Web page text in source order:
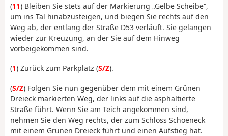
(11) Bleiben Sie stets auf der Markierung „Gelbe Scheibe“,
um ins Tal hinabzusteigen, und biegen Sie rechts auf den
Weg ab, der entlang der Straße D53 verläuft. Sie gelangen
wieder zur Kreuzung, an der Sie auf dem Hinweg
vorbeigekommen sind.
(1) Zurück zum Parkplatz (S/Z).
(S/Z) Folgen Sie nun gegenüber dem mit einem Grünen
Dreieck markierten Weg, der links auf die asphaltierte
Straße führt. Wenn Sie am Teich angekommen sind,
nehmen Sie den Weg rechts, der zum Schloss Schoeneck
mit einem Grünen Dreieck führt und einen Aufstieg hat.